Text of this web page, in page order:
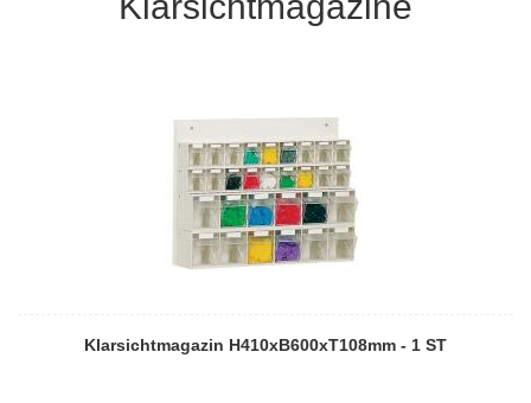
Klarsichtmagazin H410xB600xT108mm - 1 ST